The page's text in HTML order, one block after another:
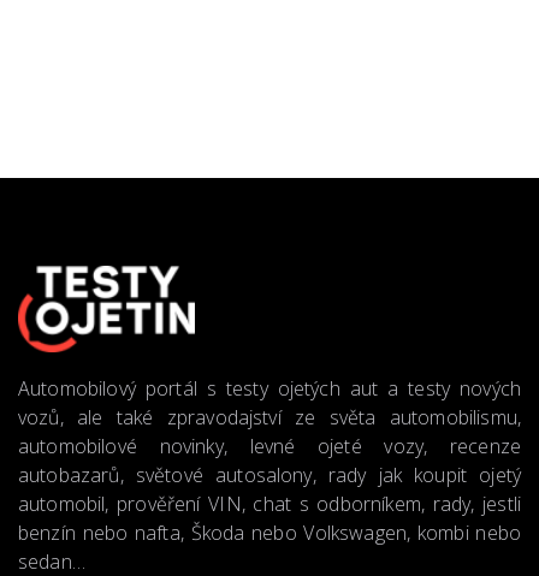
Automobilový portál s testy ojetých aut a testy nových
vozů, ale také zpravodajství ze světa automobilismu,
automobilové novinky, levné ojeté vozy, recenze
autobazarů, světové autosalony, rady jak koupit ojetý
automobil, prověření VIN, chat s odborníkem, rady, jestli
benzín nebo nafta, Škoda nebo Volkswagen, kombi nebo
sedan…